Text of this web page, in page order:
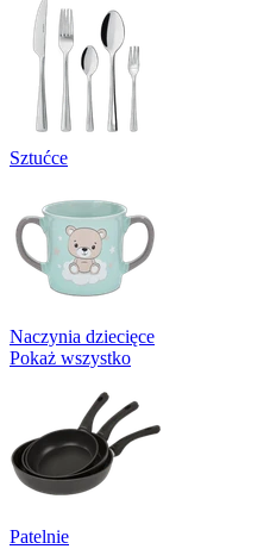
Sztućce
Naczynia dziecięce
Pokaż wszystko
Patelnie